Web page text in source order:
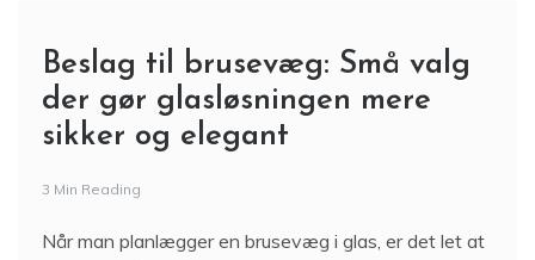
Beslag til brusevæg: Små valg
der gør glasløsningen mere
sikker og elegant
3 Min Reading
Når man planlægger en brusevæg i glas, er det let at